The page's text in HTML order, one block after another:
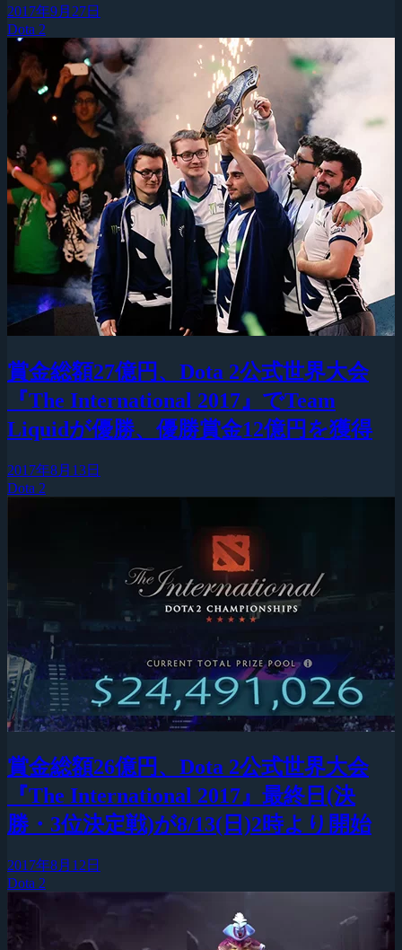
2017年9月27日
Dota 2
賞金総額27億円、Dota 2公式世界大会
『The International 2017』でTeam
Liquidが優勝、優勝賞金12億円を獲得
2017年8月13日
Dota 2
賞金総額26億円、Dota 2公式世界大会
『The International 2017』最終日(決
勝・3位決定戦)が8/13(日)2時より開始
2017年8月12日
Dota 2